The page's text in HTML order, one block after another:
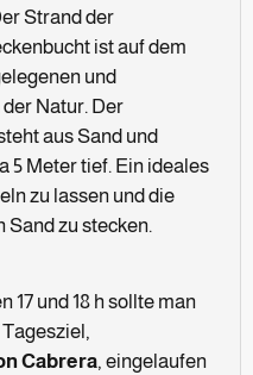
Strand der
ist auf dem
und
Natur. Der
aus Sand und
5 Meter tief. Ein ideales
zu lassen und die
Sand zu stecken.
17 und 18 h sollte man
Cabrera, eingelaufen